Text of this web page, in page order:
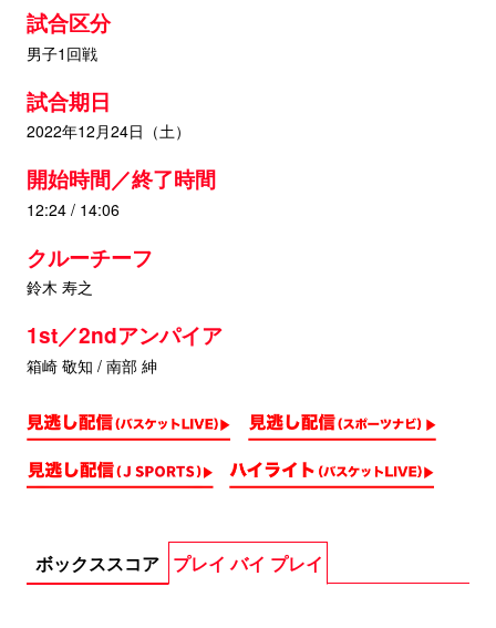
試合区分
男子1回戦
試合期日
2022年12月24日（土）
開始時間／終了時間
12:24 / 14:06
クルーチーフ
鈴木 寿之
1st／2ndアンパイア
箱崎 敬知 / 南部 紳
ボックススコア プレイ バイ プレイ